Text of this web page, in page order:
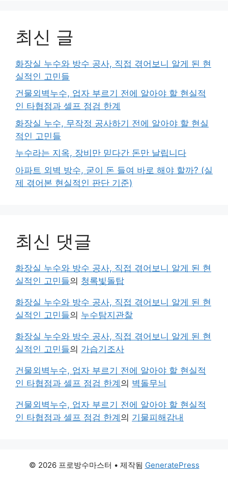
최신 글
화장실 누수와 방수 공사, 직접 겪어보니 알게 된 현
실적인 고민들
건물외벽누수, 업자 부르기 전에 알아야 할 현실적
인 타협점과 셀프 점검 한계
화장실 누수, 무작정 공사하기 전에 알아야 할 현실
적인 고민들
누수라는 지옥, 장비만 믿다간 돈만 날립니다
아파트 외벽 방수, 굳이 돈 들여 바로 해야 할까? (실
제 겪어본 현실적인 판단 기준)
최신 댓글
화장실 누수와 방수 공사, 직접 겪어보니 알게 된 현
실적인 고민들의 청록빛돌탑
화장실 누수와 방수 공사, 직접 겪어보니 알게 된 현
실적인 고민들의 누수탐지관찰
화장실 누수와 방수 공사, 직접 겪어보니 알게 된 현
실적인 고민들의 가습기조사
건물외벽누수, 업자 부르기 전에 알아야 할 현실적
인 타협점과 셀프 점검 한계의 벽돌무늬
건물외벽누수, 업자 부르기 전에 알아야 할 현실적
인 타협점과 셀프 점검 한계의 기물피해감내
© 2026 프로방수마스터 • 제작됨 GeneratePress